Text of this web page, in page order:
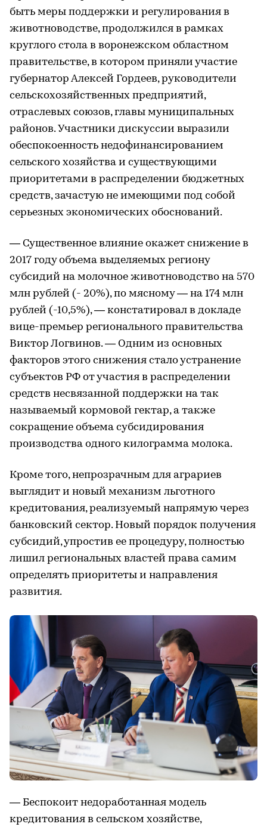
быть меры поддержки и регулирования в
животноводстве, продолжился в рамках
круглого стола в воронежском областном
правительстве, в котором приняли участие
губернатор Алексей Гордеев, руководители
сельскохозяйственных предприятий,
отраслевых союзов, главы муниципальных
районов. Участники дискуссии выразили
обеспокоенность недофинансированием
сельского хозяйства и существующими
приоритетами в распределении бюджетных
средств, зачастую не имеющими под собой
серьезных экономических обоснований.
— Существенное влияние окажет снижение в
2017 году объема выделяемых региону
субсидий на молочное животноводство на 570
млн рублей (- 20%), по мясному — на 174 млн
рублей (-10,5%), — констатировал в докладе
вице-премьер регионального правительства
Виктор Логвинов. — Одним из основных
факторов этого снижения стало устранение
субъектов РФ от участия в распределении
средств несвязанной поддержки на так
называемый кормовой гектар, а также
сокращение объема субсидирования
производства одного килограмма молока.
Кроме того, непрозрачным для аграриев
выглядит и новый механизм льготного
кредитования, реализуемый напрямую через
банковский сектор. Новый порядок получения
субсидий, упростив ее процедуру, полностью
лишил региональных властей права самим
определять приоритеты и направления
развития.
— Беспокоит недоработанная модель
кредитования в сельском хозяйстве,